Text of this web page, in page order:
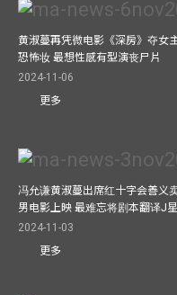
黄淑蔓再凭微电影《深房》夺女
恐怖妆 最想性感有型演丧尸片
2024-11-06
更多
冯允谦黄淑蔓出席红十字会善义
男电影上映 最难忘将剧本翻译J
2024-11-03
更多